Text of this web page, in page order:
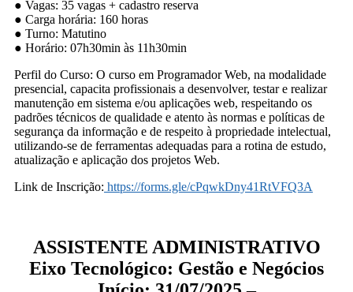
● Vagas: 35 vagas + cadastro reserva
● Carga horária: 160 horas
● Turno: Matutino
● Horário: 07h30min às 11h30min
Perfil do Curso: O curso em Programador Web, na modalidade
presencial, capacita profissionais a desenvolver, testar e realizar
manutenção em sistema e/ou aplicações web, respeitando os
padrões técnicos de qualidade e atento às normas e políticas de
segurança da informação e de respeito à propriedade intelectual,
utilizando-se de ferramentas adequadas para a rotina de estudo,
atualização e aplicação dos projetos Web.
Link de Inscrição: https://forms.gle/cPqwkDny41RtVFQ3A
ASSISTENTE ADMINISTRATIVO
Eixo Tecnológico: Gestão e Negócios